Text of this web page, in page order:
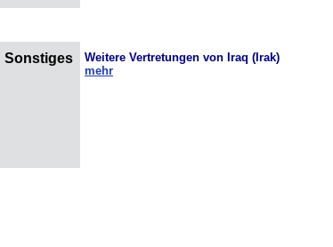
Sonstiges
Weitere Vertretungen von Iraq (Irak)
mehr